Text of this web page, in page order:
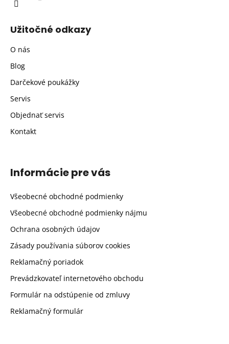
Užitočné odkazy
O nás
Blog
Darčekové poukážky
Servis
Objednať servis
Kontakt
Informácie pre vás
Všeobecné obchodné podmienky
Všeobecné obchodné podmienky nájmu
Ochrana osobných údajov
Zásady používania súborov cookies
Reklamačný poriadok
Prevádzkovateľ internetového obchodu
Formulár na odstúpenie od zmluvy
Reklamačný formulár